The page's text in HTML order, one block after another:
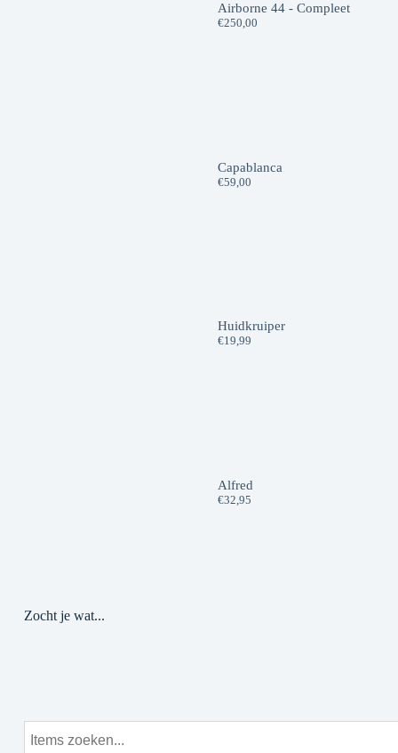
Airborne 44 - Compleet
€250,00
Capablanca
€59,00
Huidkruiper
€19,99
Alfred
€32,95
Zocht je wat...